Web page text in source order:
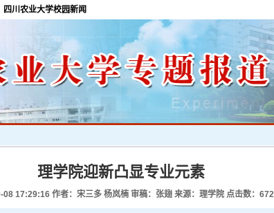
四川农业大学校园新闻
理学院迎新凸显专业元素
08 17:29:16作者：宋三多 杨岚楠 审稿：张翅 来源：理学院 点击数： 672